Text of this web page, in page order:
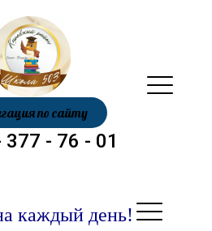
377 - 76 - 01
по сайту
каждый день!